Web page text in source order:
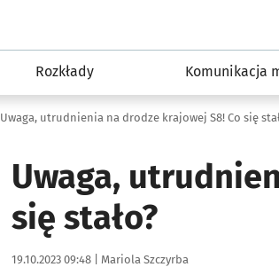
Rozkłady Komunikacja
Uwaga, utrudnienia na drodze krajowej S8! Co się
Uwaga,
się stało?
Data publikacji:
19.10.2023 09:48 | Autor:
Mariola Szczyrba